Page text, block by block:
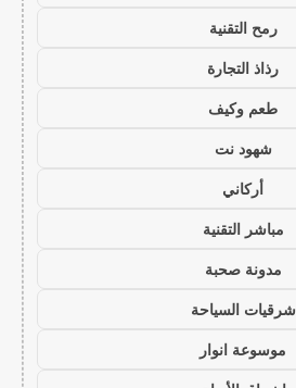
رمح التقنية
رذاذ التجارة
طعم وكيف
شهود نت
أركاني
مباشر التقنية
مدونة صحبة
شرقيات السياحة
موسوعة انوار